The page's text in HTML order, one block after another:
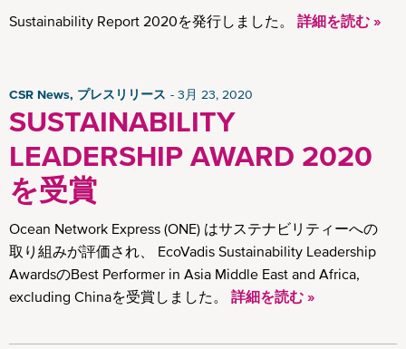
Sustainability Report 2020を発行しました。 詳細を読む »
CSR News, プレスリリース 3月 23, 2020
SUSTAINABILITY
LEADERSHIP AWARD 2020
を受賞
Ocean Network Express (ONE) はサステナビリティーへの
取り組みが評価され、 EcoVadis Sustainability Leadership
AwardsのBest Performer in Asia Middle East and Africa,
excluding Chinaを受賞しました。 詳細を読む »